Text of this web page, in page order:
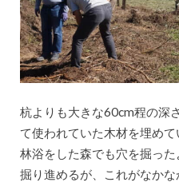
杭よりも大きな60cm程の深
て使われていた木材を埋め
林浴をした森でも穴を掘った
掘り進めるが、これがなかな